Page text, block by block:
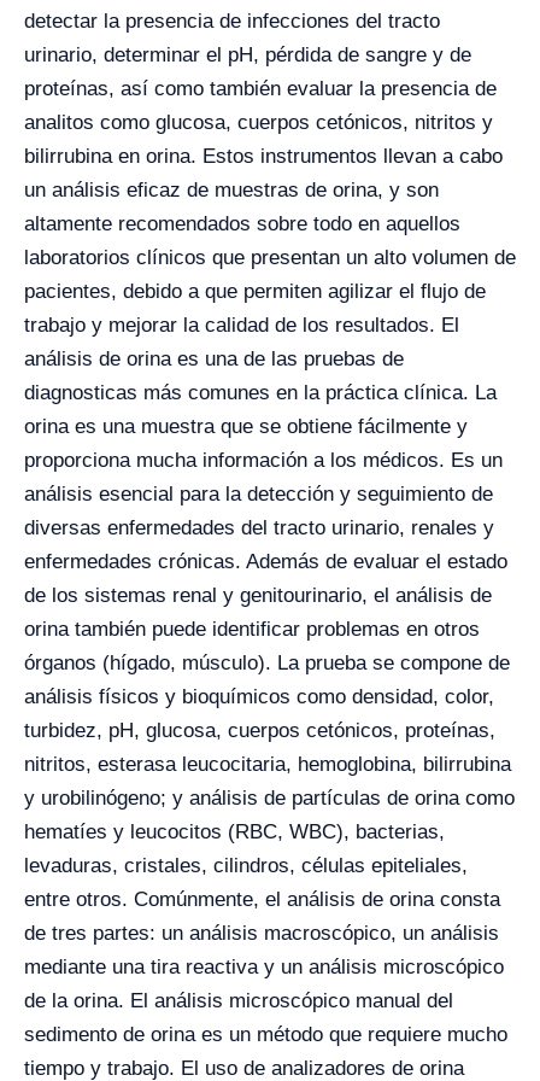
detectar la presencia de infecciones del tracto
urinario, determinar el pH, pérdida de sangre y de
proteínas, así como también evaluar la presencia de
analitos como glucosa, cuerpos cetónicos, nitritos y
bilirrubina en orina. Estos instrumentos llevan a cabo
un análisis eficaz de muestras de orina, y son
altamente recomendados sobre todo en aquellos
laboratorios clínicos que presentan un alto volumen de
pacientes, debido a que permiten agilizar el flujo de
trabajo y mejorar la calidad de los resultados. El
análisis de orina es una de las pruebas de
diagnosticas más comunes en la práctica clínica. La
orina es una muestra que se obtiene fácilmente y
proporciona mucha información a los médicos. Es un
análisis esencial para la detección y seguimiento de
diversas enfermedades del tracto urinario, renales y
enfermedades crónicas. Además de evaluar el estado
de los sistemas renal y genitourinario, el análisis de
orina también puede identificar problemas en otros
órganos (hígado, músculo). La prueba se compone de
análisis físicos y bioquímicos como densidad, color,
turbidez, pH, glucosa, cuerpos cetónicos, proteínas,
nitritos, esterasa leucocitaria, hemoglobina, bilirrubina
y urobilinógeno; y análisis de partículas de orina como
hematíes y leucocitos (RBC, WBC), bacterias,
levaduras, cristales, cilindros, células epiteliales,
entre otros. Comúnmente, el análisis de orina consta
de tres partes: un análisis macroscópico, un análisis
mediante una tira reactiva y un análisis microscópico
de la orina. El análisis microscópico manual del
sedimento de orina es un método que requiere mucho
tiempo y trabajo. El uso de analizadores de orina